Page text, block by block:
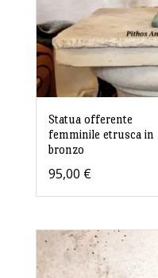
Statua offerente
femminile etrusca in
bronzo
95,00 €